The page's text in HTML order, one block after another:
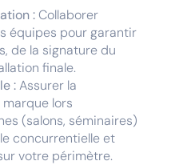
:Collaborer
équipes pour garantir
de la signature du
finale.
:Assurer la
lors
(salons, séminaires)
concurrentielle et
votre périmètre.